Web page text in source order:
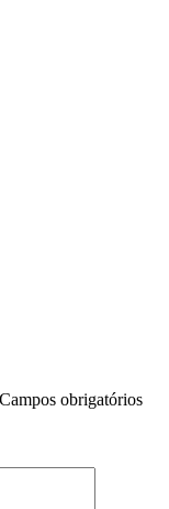
Campos obrigatórios